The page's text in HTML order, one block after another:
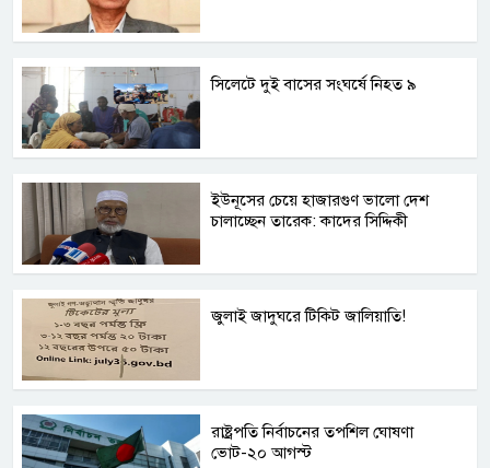
সিলেটে দুই বাসের সংঘর্ষে নিহত ৯
ইউনূসের চেয়ে হাজারগুণ ভালো দেশ
চালাচ্ছেন তারেক: কাদের সিদ্দিকী
জুলাই জাদুঘরে টিকিট জালিয়াতি!
রাষ্ট্রপতি নির্বাচনের তপশিল ঘোষণা
ভোট-২০ আগস্ট